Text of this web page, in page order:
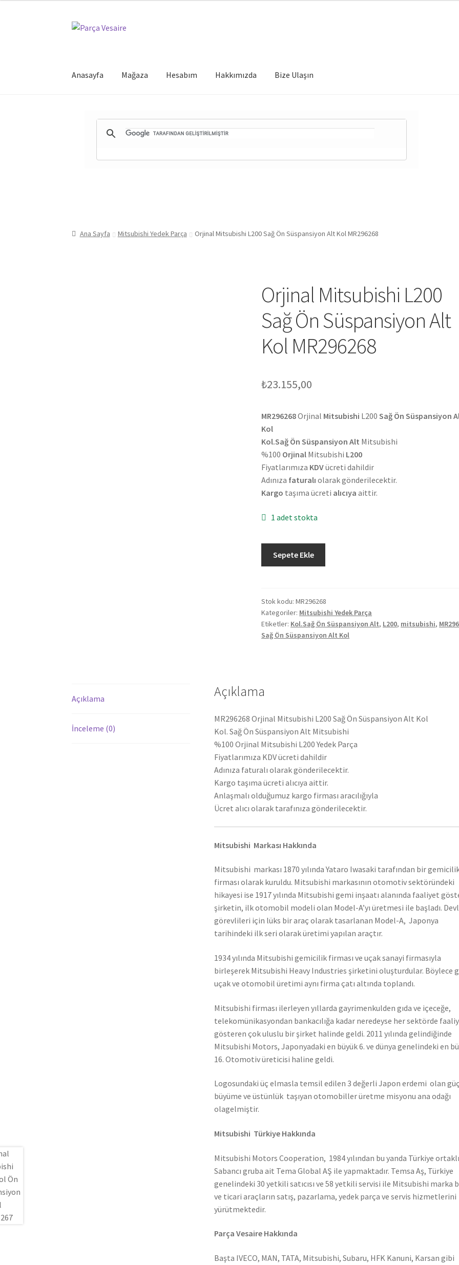
Dolaşıma
İçeriğe
Anasayfa Mağaza Hesabım Hakkımızda Bize Ulaşın
Ana Sayfa Mitsubishi Yedek Parça Orjinal Mitsubishi L200 Sağ Ön Süspansiyon Alt Kol MR296268
Orjinal Mitsubishi L200
Sağ Ön Süspansiyon Alt
Kol MR296268
₺23.155,00
MR296268Orjinal Mitsubishi L200 Sağ Ön Süspansiyon
Kol
Kol.Sağ Ön Süspansiyon Alt Mitsubishi
%100 Orjinal Mitsubishi L200
Fiyatlarımıza KDVücreti dahildir
Adınıza faturalı olarak gönderilecektir.
Kargo taşıma ücreti alıcıya aittir.
1 adet stokta
Mitsubishi
Ön
Süspansiyon
Alt
Kol
Sepete Ekle
Stok kodu:MR296268
Kategoriler: Mitsubishi Yedek Parça
Etiketler: Kol.Sağ Ön Süspansiyon Alt, L200, mitsubishi,
Sağ Ön Süspansiyon Alt Kol
Açıklama
İnceleme (0)
Açıklama
MR296268 Orjinal Mitsubishi L200 Sağ Ön Süspansiyon Alt Kol
Kol. Sağ Ön Süspansiyon Alt Mitsubishi
%100 Orjinal Mitsubishi L200 Yedek Parça
Fiyatlarımıza KDV ücreti dahildir
Adınıza faturalı olarak gönderilecektir.
Kargo taşıma ücreti alıcıya aittir.
Anlaşmalı olduğumuz kargo firması aracılığıyla
Ücret alıcı olarak tarafınıza gönderilecektir.
Mitsubishi Markası Hakkında
Mitsubishi markası 1870 yılında Yataro Iwasaki tarafından bir
firması olarak kuruldu. Mitsubishi markasının otomotiv sektöründeki
hikayesi ise 1917 yılında Mitsubishi gemi inşaatı alanında faaliyet
şirketin, ilk otomobil modeli olan Model-A’yı üretmesi ile başladı.
görevlileri için lüks bir araç olarak tasarlanan Model-A, Japonya
tarihindeki ilk seri olarak üretimi yapılan araçtır.
1934 yılında Mitsubishi gemicilik firması ve uçak sanayi firmasıyla
birleşerek Mitsubishi Heavy Industries şirketini oluşturdular. Böylece
uçak ve otomobil üretimi aynı firma çatı altında toplandı.
Mitsubishi firması ilerleyen yıllarda gayrimenkulden gıda ve içeceğe,
telekomünikasyondan bankacılığa kadar neredeyse her sektörde
gösteren çok uluslu bir şirket halinde geldi. 2011 yılında gelindiğinde
Mitsubishi Motors, Japonyadaki en büyük 6. ve dünya genelindeki en
16. Otomotiv üreticisi haline geldi.
Logosundaki üç elmasla temsil edilen 3 değerli Japon erdemi olan
büyüme ve üstünlük taşıyan otomobiller üretme misyonu ana odağı
olagelmiştir.
Mitsubishi Türkiye Hakkında
Mitsubishi Motors Cooperation, 1984 yılından bu yanda Türkiye
Sabancı gruba ait Tema Global AŞ ile yapmaktadır. Temsa Aş, Türkiye
genelindeki 30 yetkili satıcısı ve 58 yetkili servisi ile Mitsubishi marka
ve ticari araçların satış, pazarlama, yedek parça ve servis hizmetlerini
yürütmektedir.
Parça Vesaire Hakkında
Başta IVECO, MAN, TATA, Mitsubishi, Subaru, HFK Kanuni, Karsan gibi